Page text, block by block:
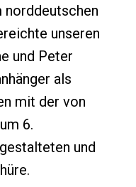
norddeutschen
unseren
und Peter
als
mit der von
6.
und